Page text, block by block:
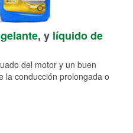
, y líquido de
del motor y un buen
la conducción prolongada o